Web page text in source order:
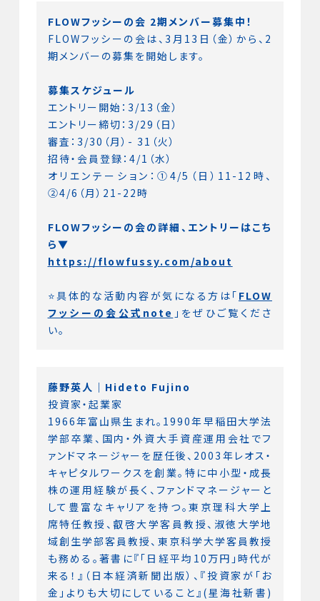
FLOWフッシーの会 2期メンバー募集中！
FLOWフッシーの会は、3月13日（金）から、2
期メンバーの募集を開始します。
募集スケジュール
エントリー開始：3/13（金）
エントリー締切：3/29（日）
審査：3/30（月）- 31（火）
招待・会員登録：4/1（水）
オリエンテーション：①4/5（日）11-12時、
②4/6（月）21-22時
FLOWフッシーの会の詳細、エントリーはこち
ら▼
https://flowfussy.com/about
⭐️具体的な活動内容が気になる方は「 FLOW
フッシーの会公式note 」をぜひご覧くださ
い。
藤野英人｜Hideto Fujino
投資家・起業家
1966年富山県生まれ。1990年早稲田大学法
学部卒業、国内・外資大手資産運用会社でフ
ァンドマネージャーを歴任後、2003年レオス・
キャピタルワークスを創業。特に中小型・成長
株の運用経験が長く、ファンドマネージャーと
して豊富なキャリアを持つ。東京理科大学上
席特任教授、叡啓大学客員教授、淑徳大学地
域創生学部客員教授、東京科学大学客員教授
も務める。著書に『「日経平均10万円」時代が
来る！』（日本経済新聞出版）、『投資家が「お
金」よりも大切にしていること』(星海社新書)